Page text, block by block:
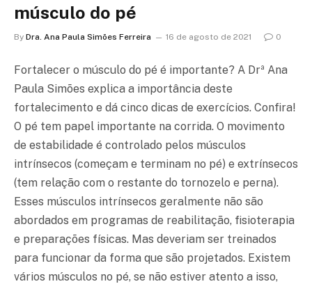
músculo do pé
By Dra. Ana Paula Simões Ferreira 16 de agosto de 2021 0
Fortalecer o músculo do pé é importante? A Drª Ana
Paula Simões explica a importância deste
fortalecimento e dá cinco dicas de exercícios. Confira!
O pé tem papel importante na corrida. O movimento
de estabilidade é controlado pelos músculos
intrínsecos (começam e terminam no pé) e extrínsecos
(tem relação com o restante do tornozelo e perna).
Esses músculos intrínsecos geralmente não são
abordados em programas de reabilitação, fisioterapia
e preparações físicas. Mas deveriam ser treinados
para funcionar da forma que são projetados. Existem
vários músculos no pé, se não estiver atento a isso,